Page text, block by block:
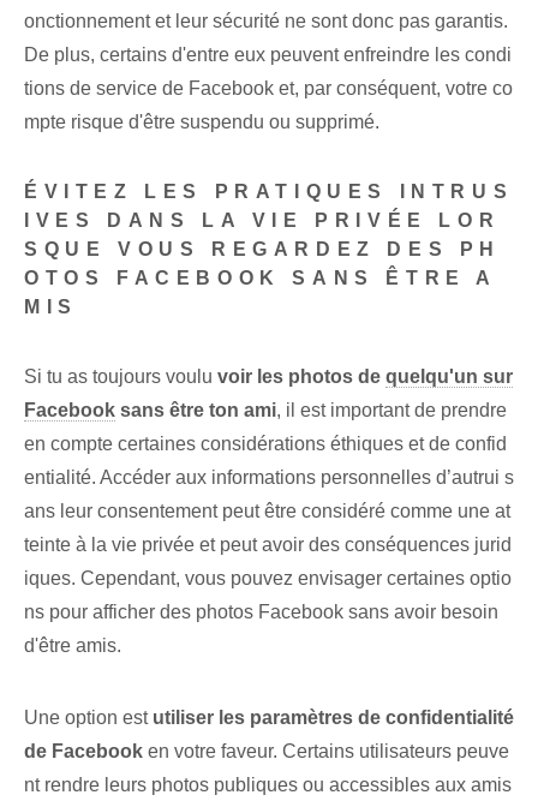
onctionnement et leur sécurité ne sont donc pas garantis.
De plus, certains d'entre eux peuvent enfreindre les condi
tions de service de Facebook et, par conséquent, votre co
mpte risque d'être suspendu ou supprimé.
ÉVITEZ LES PRATIQUES INTRUS
IVES DANS LA VIE PRIVÉE LOR
SQUE VOUS REGARDEZ DES PH
OTOS FACEBOOK SANS ÊTRE A
MIS
Si⁤ tu as toujours voulu voir les photos de quelqu'un sur
Facebook sans être ton ami, il est important de prendre
en compte certaines considérations éthiques et de confid
entialité. Accéder aux informations personnelles d’autrui s
ans leur consentement peut être considéré comme une at
teinte à la vie privée et peut avoir des conséquences jurid
iques. Cependant, vous pouvez envisager certaines optio
ns pour afficher des photos Facebook sans avoir besoin
d'être amis.
Une option est utiliser les paramètres de confidentialité
de Facebook en votre faveur. Certains utilisateurs peuve
nt rendre leurs photos publiques ou accessibles aux amis